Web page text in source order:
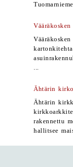
...
Ähtärin
Ähtärin
rakennettu
hallitsee